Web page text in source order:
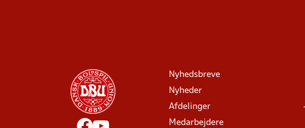
Nyhedsbreve
Nyheder
Afdelinger
Medarbejdere